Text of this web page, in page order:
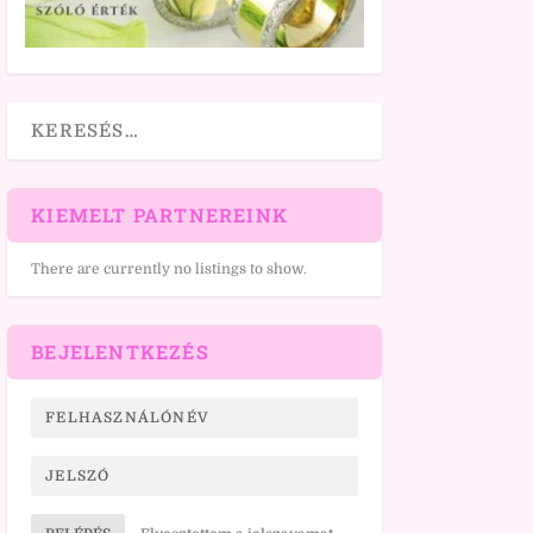
KIEMELT PARTNEREINK
There are currently no listings to show.
BEJELENTKEZÉS